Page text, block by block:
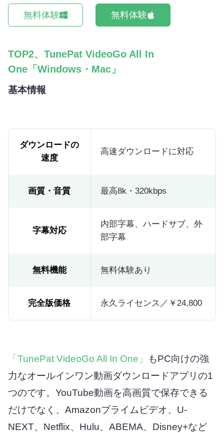
無料体験 無料体験
TOP2、TunePat VideoGo All In
One「Windows・Mac」
基本情報
ダウンロードの
速度
高速ダウンロードに対応
画質・音質 最高8k・320kbps
字幕対応
内部字幕、ハードサブ、外
部字幕
無料機能 無料体験あり
完全版価格 永久ライセンス／￥24,800
「TunePat VideoGo All In One」
もPC向けの強
力なオールインワン動画ダウンロードアプリの1
つのです。YouTube動画を高画質で保存できる
だけでなく、Amazonプライムビデオ、U-
NEXT、Netflix、Hulu、ABEMA、Disney+など